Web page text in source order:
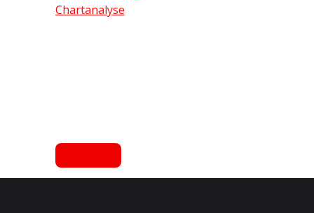
Chartanalyse